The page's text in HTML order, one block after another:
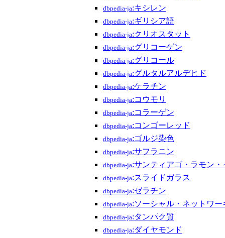
dbpedia-ja:キシレン
dbpedia-ja:ギリシア語
dbpedia-ja:クリオスタット
dbpedia-ja:グリコーゲン
dbpedia-ja:グリコール
dbpedia-ja:グルタルアルデヒド
dbpedia-ja:ケラチン
dbpedia-ja:コウモリ
dbpedia-ja:コラーゲン
dbpedia-ja:コンゴーレッド
dbpedia-ja:ゴルジ染色
dbpedia-ja:サフラニン
dbpedia-ja:サンティアゴ・ラモン
dbpedia-ja:スライドガラス
dbpedia-ja:ゼラチン
dbpedia-ja:ソーシャル・ネットワ
dbpedia-ja:タンパク質
dbpedia-ja:ダイヤモンド